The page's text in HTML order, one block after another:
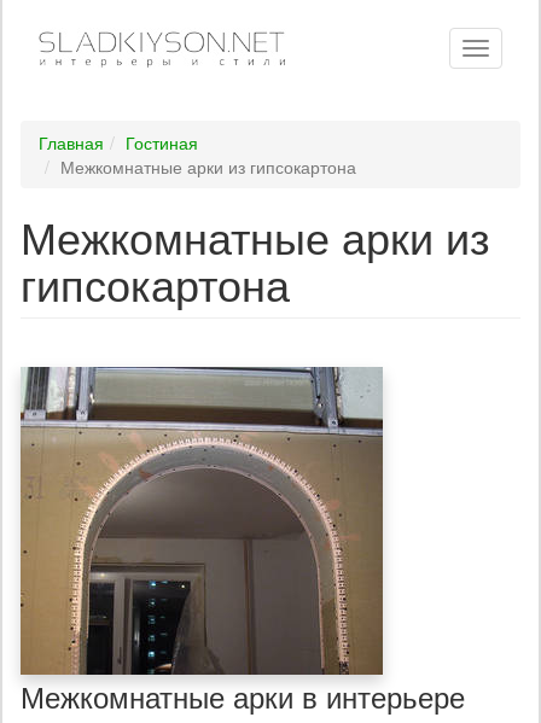
Toggle
Главная
Гостиная
Межкомнатные арки из гипсокартона
Межкомнатные арки из
гипсокартона
Межкомнатные арки в интерьере